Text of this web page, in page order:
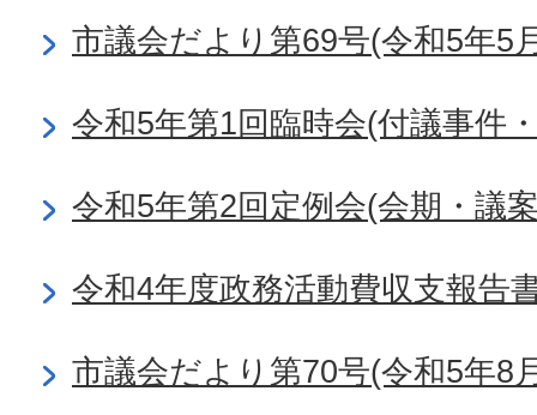
市議会だより第69号(令和5年5
令和5年第1回臨時会(付議事件
令和5年第2回定例会(会期・議
令和4年度政務活動費収支報告
市議会だより第70号(令和5年8